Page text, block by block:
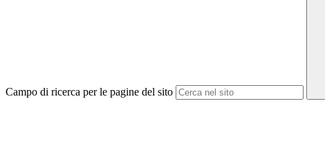
Campo di ricerca per le pagine del sito